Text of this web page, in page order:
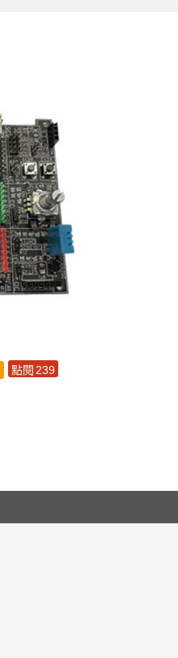
點閱 239